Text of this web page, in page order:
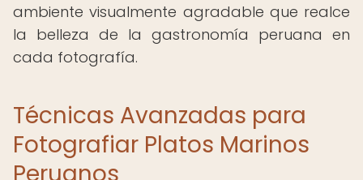
ambiente visualmente agradable que realce
la belleza de la gastronomía peruana en
cada fotografía.
Técnicas Avanzadas para
Fotografiar Platos Marinos